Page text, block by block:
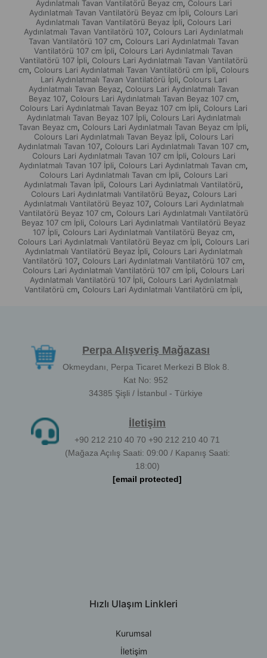
Aydınlatmalı Tavan Vantilatörü Beyaz cm, Colours Lari
Aydınlatmalı Tavan Vantilatörü Beyaz cm İpli, Colours Lari
Aydınlatmalı Tavan Vantilatörü Beyaz İpli, Colours Lari
Aydınlatmalı Tavan Vantilatörü 107, Colours Lari Aydınlatmalı
Tavan Vantilatörü 107 cm, Colours Lari Aydınlatmalı Tavan
Vantilatörü 107 cm İpli, Colours Lari Aydınlatmalı Tavan
Vantilatörü 107 İpli, Colours Lari Aydınlatmalı Tavan Vantilatörü
cm, Colours Lari Aydınlatmalı Tavan Vantilatörü cm İpli, Colours
Lari Aydınlatmalı Tavan Vantilatörü İpli, Colours Lari
Aydınlatmalı Tavan Beyaz, Colours Lari Aydınlatmalı Tavan
Beyaz 107, Colours Lari Aydınlatmalı Tavan Beyaz 107 cm,
Colours Lari Aydınlatmalı Tavan Beyaz 107 cm İpli, Colours Lari
Aydınlatmalı Tavan Beyaz 107 İpli, Colours Lari Aydınlatmalı
Tavan Beyaz cm, Colours Lari Aydınlatmalı Tavan Beyaz cm İpli,
Colours Lari Aydınlatmalı Tavan Beyaz İpli, Colours Lari
Aydınlatmalı Tavan 107, Colours Lari Aydınlatmalı Tavan 107 cm,
Colours Lari Aydınlatmalı Tavan 107 cm İpli, Colours Lari
Aydınlatmalı Tavan 107 İpli, Colours Lari Aydınlatmalı Tavan cm,
Colours Lari Aydınlatmalı Tavan cm İpli, Colours Lari
Aydınlatmalı Tavan İpli, Colours Lari Aydınlatmalı Vantilatörü,
Colours Lari Aydınlatmalı Vantilatörü Beyaz, Colours Lari
Aydınlatmalı Vantilatörü Beyaz 107, Colours Lari Aydınlatmalı
Vantilatörü Beyaz 107 cm, Colours Lari Aydınlatmalı Vantilatörü
Beyaz 107 cm İpli, Colours Lari Aydınlatmalı Vantilatörü Beyaz
107 İpli, Colours Lari Aydınlatmalı Vantilatörü Beyaz cm,
Colours Lari Aydınlatmalı Vantilatörü Beyaz cm İpli, Colours Lari
Aydınlatmalı Vantilatörü Beyaz İpli, Colours Lari Aydınlatmalı
Vantilatörü 107, Colours Lari Aydınlatmalı Vantilatörü 107 cm,
Colours Lari Aydınlatmalı Vantilatörü 107 cm İpli, Colours Lari
Aydınlatmalı Vantilatörü 107 İpli, Colours Lari Aydınlatmalı
Vantilatörü cm, Colours Lari Aydınlatmalı Vantilatörü cm İpli,
Perpa Alışveriş Mağazası
Okmeydanı, Perpa Ticaret Merkezi B Blok 8.
Kat No: 952
34385 Şişli / İstanbul - Türkiye
İletişim
+90 212 210 40 70 +90 212 210 40 71
(Mağaza Açılış Saati: 09:00 / Kapanış Saati:
18:00)
[email protected]
Hızlı Ulaşım Linkleri
Kurumsal
İletişim